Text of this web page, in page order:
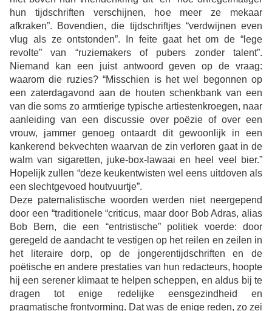
hun tijdschriften verschijnen, hoe meer ze mekaar
afkraken”. Bovendien, die tijdschriftjes “verdwijnen even
vlug als ze ontstonden”. In feite gaat het om de “lege
revolte” van “ruziemakers of pubers zonder talent”.
Niemand kan een juist antwoord geven op de vraag:
waarom die ruzies? “Misschien is het wel begonnen op
een zaterdagavond aan de houten schenkbank van een
van die soms zo armtierige typische artiestenkroegen, naar
aanleiding van een discussie over poëzie of over een
vrouw, jammer genoeg ontaardt dit gewoonlijk in een
kankerend bekvechten waarvan de zin verloren gaat in de
walm van sigaretten, juke-box-lawaai en heel veel bier.”
Hopelijk zullen “deze keukentwisten wel eens uitdoven als
een slechtgevoed houtvuurtje”.
Deze paternalistische woorden werden niet neergepend
door een “traditionele “criticus, maar door Bob Adras, alias
Bob Bern, die een “entristische” politiek voerde: door
geregeld de aandacht te vestigen op het reilen en zeilen in
het literaire dorp, op de jongerentijdschriften en de
poëtische en andere prestaties van hun redacteurs, hoopte
hij een serener klimaat te helpen scheppen, en aldus bij te
dragen tot enige redelijke eensgezindheid en
pragmatische frontvorming. Dat was de enige reden, zo zei